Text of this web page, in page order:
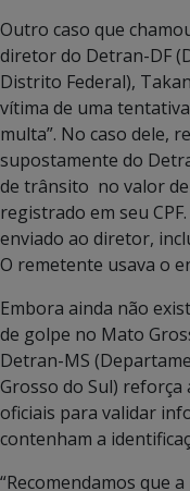
Outro caso que
diretor do Detran-DF
Distrito Federal),
vítima de uma
multa”. No caso dele,
supostamente do
de trânsito no valor de
registrado em seu
enviado ao diretor,
O remetente usava o
Embora ainda não
de golpe no Mato
Detran-MS
Grosso do Sul)
oficiais para validar
contenham a
“Recomendamos que